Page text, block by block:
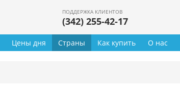
ПОДДЕРЖКА КЛИЕНТОВ
(342) 255-42-17
Цены дня Страны Как купить О нас